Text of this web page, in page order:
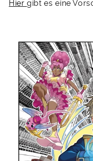
Hiergibt es eine